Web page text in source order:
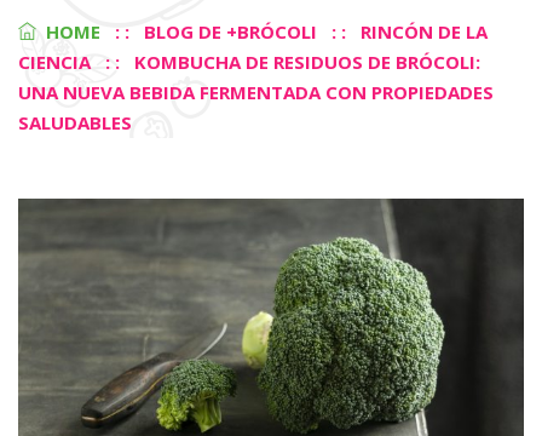
HOME : : BLOG DE +BRÓCOLI : : RINCÓN DE LA
CIENCIA: : KOMBUCHA DE RESIDUOS DE BRÓCOLI:
UNA NUEVA BEBIDA FERMENTADA CON PROPIEDADES
SALUDABLES